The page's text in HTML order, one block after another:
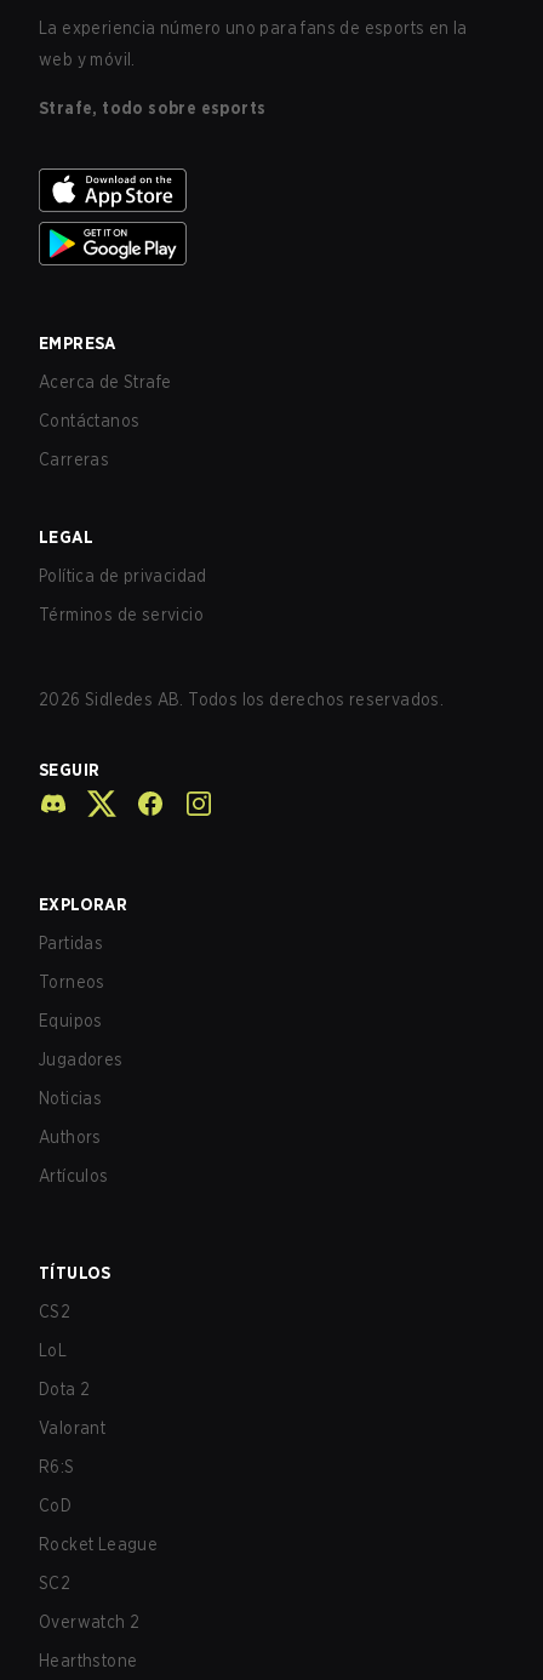
La experiencia número uno para fans de esports en la
web y móvil.
Strafe, todo sobre esports
EMPRESA
Acerca de Strafe
Contáctanos
Carreras
LEGAL
Política de privacidad
Términos de servicio
2026 Sidledes AB. Todos los derechos reservados.
SEGUIR
EXPLORAR
Partidas
Torneos
Equipos
Jugadores
Noticias
Authors
Artículos
TÍTULOS
CS2
LoL
Dota 2
Valorant
R6:S
CoD
Rocket League
SC2
Overwatch 2
Hearthstone